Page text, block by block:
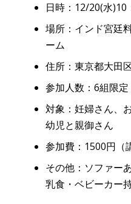
日時：12/20(水)10
場所：インド宮廷
ーム
住所：東京都大田
参加人数：6組限定
対象：妊婦さん、
幼児と親御さん
参加費：1500円（
その他：ソファー
乳食・ベビーカー